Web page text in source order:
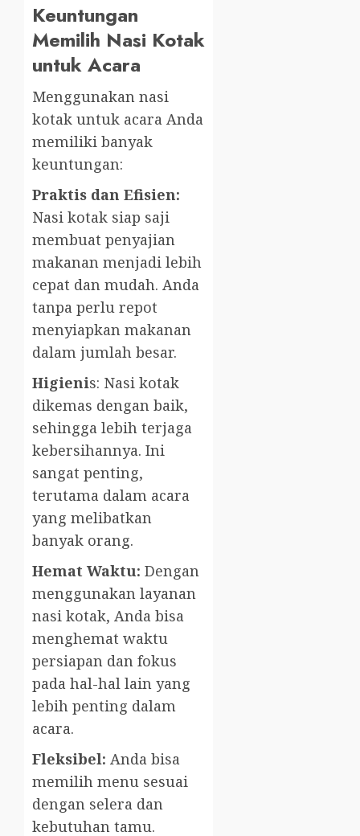
Keuntungan
Memilih Nasi Kotak
untuk Acara
Menggunakan nasi
kotak untuk acara Anda
memiliki banyak
keuntungan:
Praktis dan Efisien:
Nasi kotak siap saji
membuat penyajian
makanan menjadi lebih
cepat dan mudah. Anda
tanpa perlu repot
menyiapkan makanan
dalam jumlah besar.
Higienis: Nasi kotak
dikemas dengan baik,
sehingga lebih terjaga
kebersihannya. Ini
sangat penting,
terutama dalam acara
yang melibatkan
banyak orang.
Hemat Waktu: Dengan
menggunakan layanan
nasi kotak, Anda bisa
menghemat waktu
persiapan dan fokus
pada hal-hal lain yang
lebih penting dalam
acara.
Fleksibel: Anda bisa
memilih menu sesuai
dengan selera dan
kebutuhan tamu.